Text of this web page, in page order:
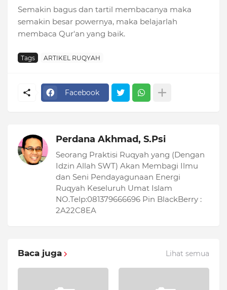
Semakin bagus dan tartil membacanya maka
semakin besar powernya, maka belajarlah
membaca Qur'an yang baik.
Tags ARTIKEL RUQYAH
Facebook
Perdana Akhmad, S.Psi
Seorang Praktisi Ruqyah yang (Dengan
Idzin Allah SWT) Akan Membagi Ilmu
dan Seni Pendayagunaan Energi
Ruqyah Keseluruh Umat Islam
NO.Telp:081379666696 Pin BlackBerry :
2A22C8EA
Baca juga Lihat semua